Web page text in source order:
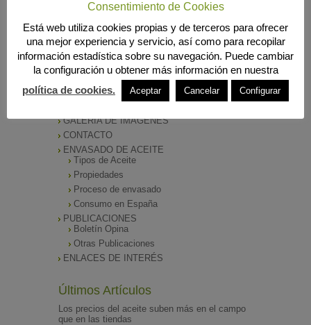
Funciones
Listado de Asociados
Listado Completo
Como asociarse
ÓRGANOS DE DIRECCIÓN
SALA DE PRENSA
Notas de Prensa
GALERÍA DE IMÁGENES
CONTACTO
ENVASADO DE ACEITE
Tipos de Aceite
Propiedades
Proceso de envasado
Consumo en España
PUBLICACIONES
Boletín Opina
Otras Publicaciones
ENLACES DE INTERÉS
Últimos Artículos
Los precios del aceite suben más en el campo
que en las tiendas
Consentimiento de Cookies
Está web utiliza cookies propias y de terceros para ofrecer
una mejor experiencia y servicio, así como para recopilar
información estadística sobre su navegación. Puede cambiar
la configuración u obtener más información en nuestra
política de cookies.
Aceptar Cancelar Configurar